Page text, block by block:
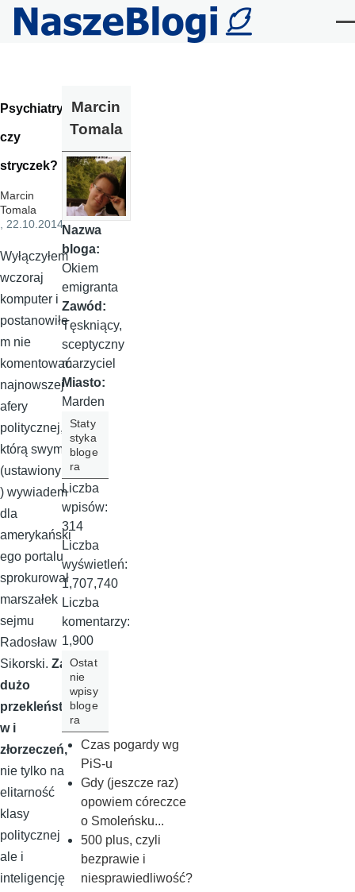
Przejdź do treści
Psychiatryk
czy
stryczek?
Marcin
Tomala
, 22.10.2014
Wyłączyłem
wczoraj
komputer i
postanowiłe
m nie
komentować
najnowszej
afery
politycznej,
którą swym
(ustawionym
) wywiadem
dla
amerykański
ego portalu
sprokurował
marszałek
sejmu
Radosław
Sikorski. Za
dużo
przekleńst
w i
złorzeczeń,
nie tylko na
elitarność
klasy
politycznej
ale i
inteligencję
Marcin
Tomala
Nazwa
bloga:
Okiem
emigranta
Zawód:
Tęskniący,
sceptyczny
marzyciel
Miasto:
Marden
Staty
styka
bloge
ra
Liczba
wpisów:
314
Liczba
wyświetleń:
1,707,740
Liczba
komentarzy:
1,900
Ostat
nie
wpisy
bloge
ra
Czas pogardy wg
PiS-u
Gdy (jeszcze raz)
opowiem córeczce
o Smoleńsku...
500 plus, czyli
bezprawie i
niesprawiedliwość?